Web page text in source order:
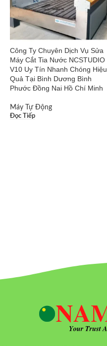
Công Ty Chuyên Dịch Vụ Sửa
Máy Cắt Tia Nước NCSTUDIO
V10 Uy Tín Nhanh Chóng Hiệu
Quả Tại Bình Dương Bình
Phước Đồng Nai Hồ Chí Minh
Máy Tự Động
Đọc Tiếp